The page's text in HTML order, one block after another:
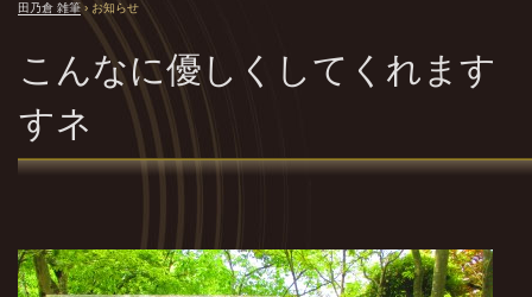
田乃倉 雑筆 › お知らせ
こんなに優しくしてくれます
すネ